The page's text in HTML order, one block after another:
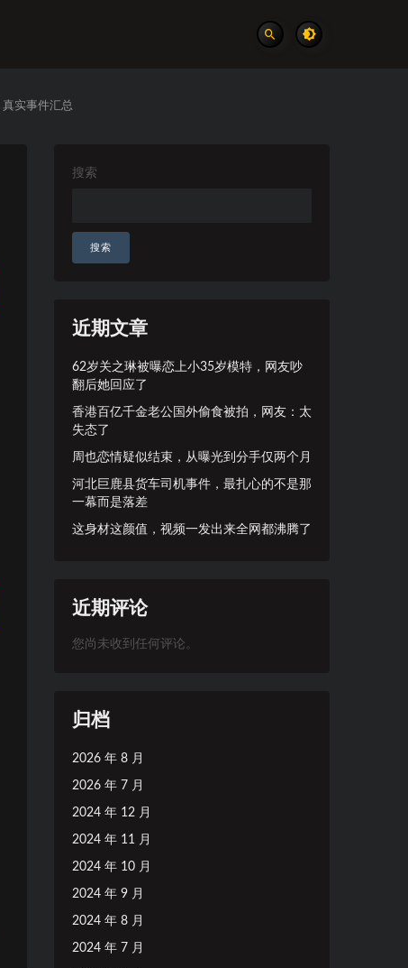
实事件汇总
搜索
搜索
近期文章
62岁关之琳被曝恋上小35岁模特，网友吵
翻后她回应了
香港百亿千金老公国外偷食被拍，网友：太
失态了
周也恋情疑似结束，从曝光到分手仅两个月
河北巨鹿县货车司机事件，最扎心的不是那
一幕而是落差
这身材这颜值，视频一发出来全网都沸腾了
近期评论
您尚未收到任何评论。
归档
2026 年 8 月
2026 年 7 月
2024 年 12 月
2024 年 11 月
2024 年 10 月
2024 年 9 月
2024 年 8 月
2024 年 7 月